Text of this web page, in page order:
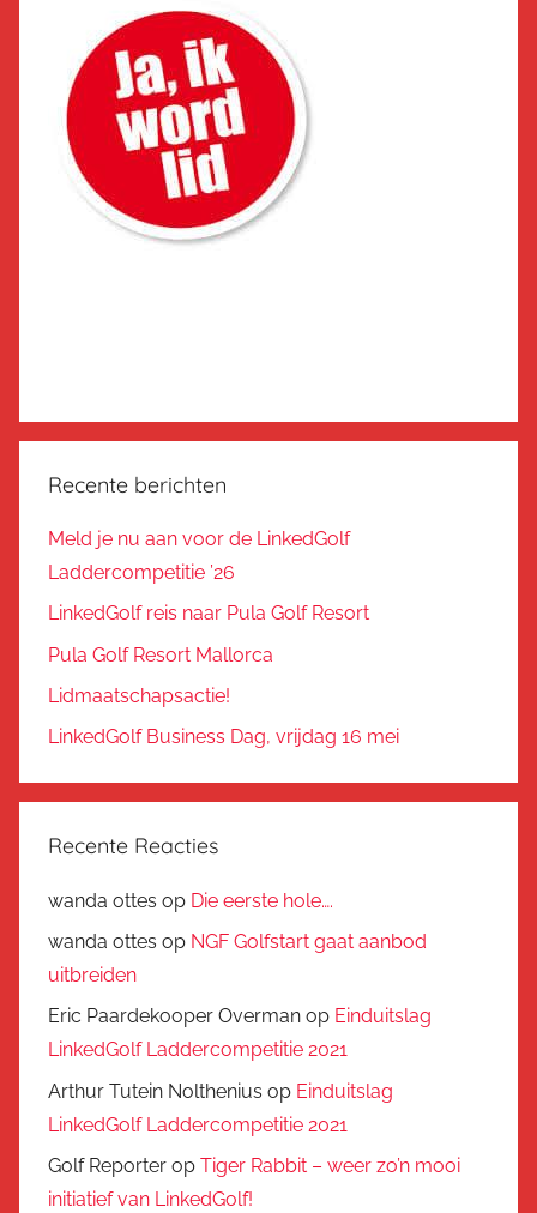
Recente berichten
Meld je nu aan voor de LinkedGolf
Laddercompetitie ’26
LinkedGolf reis naar Pula Golf Resort
Pula Golf Resort Mallorca
Lidmaatschapsactie!
LinkedGolf Business Dag, vrijdag 16 mei
Recente Reacties
wanda ottes op Die eerste hole….
wanda ottes op NGF Golfstart gaat aanbod
uitbreiden
Eric Paardekooper Overman op Einduitslag
LinkedGolf Laddercompetitie 2021
Arthur Tutein Nolthenius op Einduitslag
LinkedGolf Laddercompetitie 2021
Golf Reporter op Tiger Rabbit – weer zo’n mooi
initiatief van LinkedGolf!